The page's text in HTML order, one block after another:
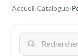
Accueil›Catalogue›